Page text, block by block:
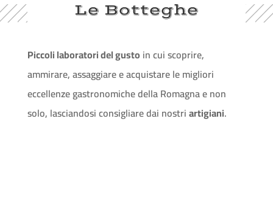
Le Botteghe
Piccoli laboratori del gusto in cui scoprire,
ammirare, assaggiare e acquistare le migliori
eccellenze gastronomiche della Romagna e non
solo, lasciandosi consigliare dai nostriartigiani.